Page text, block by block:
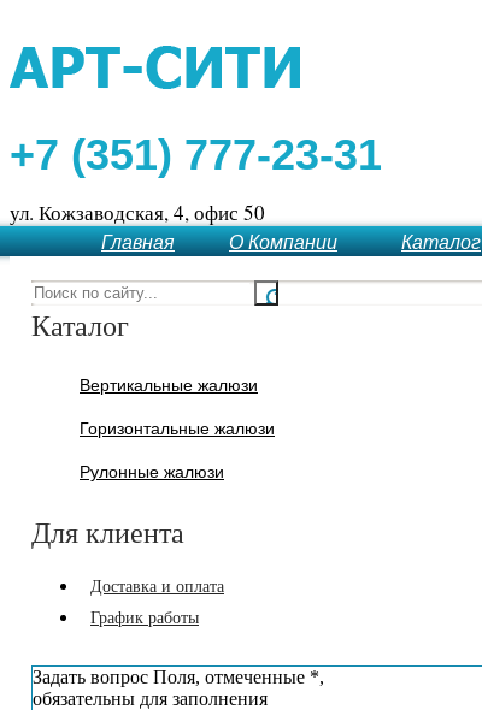
+7 (351) 777-23-31
ул. Кожзаводская, 4, офис 50
Главная О Компании Каталог
Каталог
Вертикальные жалюзи
Горизонтальные жалюзи
Рулонные жалюзи
Для клиента
Доставка и оплата
График работы
Задать вопрос Поля, отмеченные *,
обязательны для заполнения